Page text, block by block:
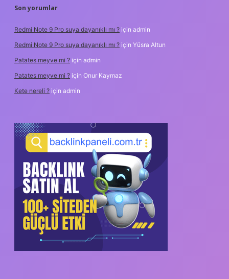
Son yorumlar
Redmi Note 9 Pro suya dayanıklı mı ? için admin
Redmi Note 9 Pro suya dayanıklı mı ? için Yüsra Altun
Patates meyve mi ? için admin
Patates meyve mi ? için Onur Kaymaz
Kete nereli ? için admin